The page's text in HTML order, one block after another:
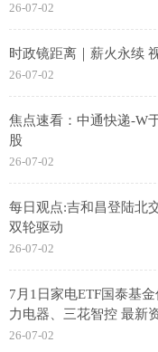
26-07-02
时政镜距离｜薪火永续
26-07-02
焦点速看：中通快递-W
股
26-07-02
每日观点:吉和昌登陆北
双轮驱动
26-07-02
7月1日家电ETF国泰基
力电器、三花智控 最新
26-07-02